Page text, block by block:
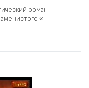
роман
«